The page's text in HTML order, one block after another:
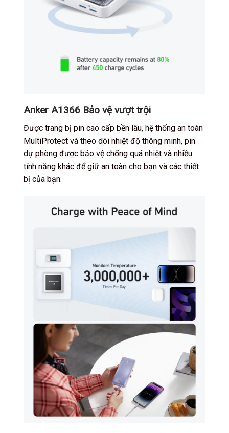
Anker A1366 Bảo vệ vượt trội
Được trang bị pin cao cấp bền lâu, hệ thống an toàn
MultiProtect và theo dõi nhiệt độ thông minh, pin
dự phòng được bảo vệ chống quá nhiệt và nhiều
tính năng khác để giữ an toàn cho bạn và các thiết
bị của bạn.